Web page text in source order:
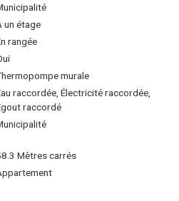
un étage
rangée
murale
raccordée, Électricité raccordée,
raccordé
Mètres carrés